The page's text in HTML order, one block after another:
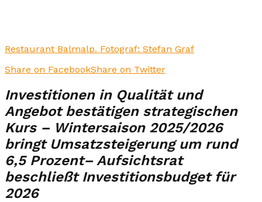
Restaurant Balmalp. Fotograf: Stefan Graf
Share on FacebookShare on Twitter
Investitionen in Qualität und
Angebot bestätigen strategischen
Kurs – Wintersaison 2025/2026
bringt Umsatzsteigerung um rund
6,5 Prozent– Aufsichtsrat
beschließt Investitionsbudget für
2026